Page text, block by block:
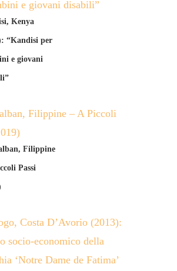
Kenya
“Kandisi per
e giovani
Filippine
Passi